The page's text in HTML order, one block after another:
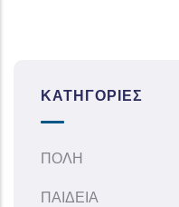
ΚΑΤΗΓΟΡΊΕΣ
ΠΟΛΗ
ΠΑΙΔΕΙΑ